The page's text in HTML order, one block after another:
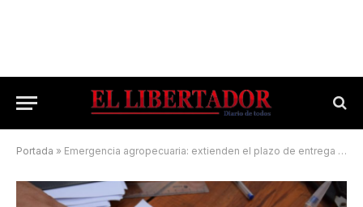
Portada » Emergencia agropecuaria: extienden el plazo de entrega de las declaraciones juradas